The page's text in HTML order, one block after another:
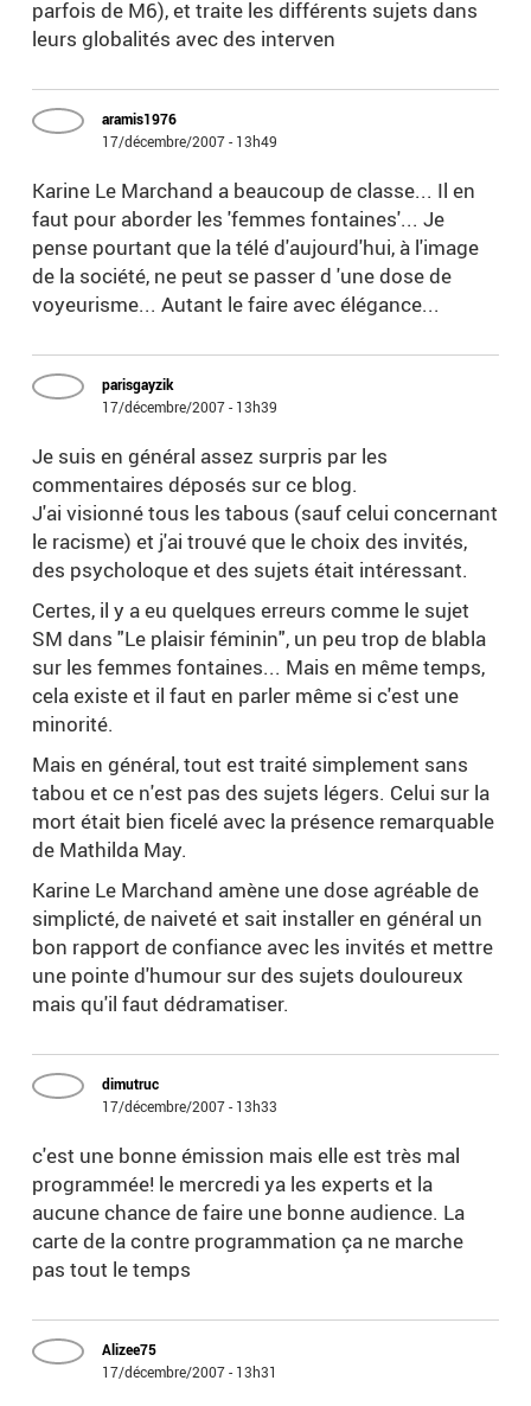
parfois de M6), et traite les différents sujets dans
leurs globalités avec des interven
aramis1976
17/décembre/2007 - 13h49
Karine Le Marchand a beaucoup de classe... Il en
faut pour aborder les 'femmes fontaines'... Je
pense pourtant que la télé d'aujourd'hui, à l'image
de la société, ne peut se passer d 'une dose de
voyeurisme... Autant le faire avec élégance...
parisgayzik
17/décembre/2007 - 13h39
Je suis en général assez surpris par les
commentaires déposés sur ce blog.
J'ai visionné tous les tabous (sauf celui concernant
le racisme) et j'ai trouvé que le choix des invités,
des psycholoque et des sujets était intéressant.
Certes, il y a eu quelques erreurs comme le sujet
SM dans "Le plaisir féminin", un peu trop de blabla
sur les femmes fontaines... Mais en même temps,
cela existe et il faut en parler même si c'est une
minorité.
Mais en général, tout est traité simplement sans
tabou et ce n'est pas des sujets légers. Celui sur la
mort était bien ficelé avec la présence remarquable
de Mathilda May.
Karine Le Marchand amène une dose agréable de
simplicté, de naiveté et sait installer en général un
bon rapport de confiance avec les invités et mettre
une pointe d'humour sur des sujets douloureux
mais qu'il faut dédramatiser.
dimutruc
17/décembre/2007 - 13h33
c'est une bonne émission mais elle est très mal
programmée! le mercredi ya les experts et la
aucune chance de faire une bonne audience. La
carte de la contre programmation ça ne marche
pas tout le temps
Alizee75
17/décembre/2007 - 13h31